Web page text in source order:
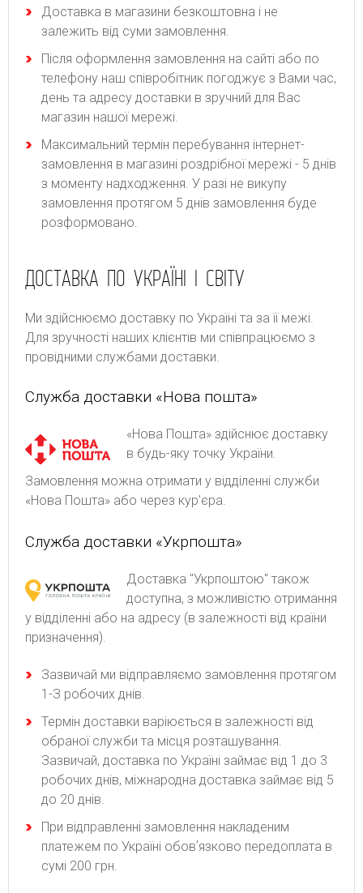
Доставка в магазини безкоштовна і не
залежить від суми замовлення.
Після оформлення замовлення на сайті або по
телефону наш співробітник погоджує з Вами час,
день та адресу доставки в зручний для Вас
магазин нашої мережі.
Максимальний термін перебування інтернет-
замовлення в магазині роздрібної мережі - 5 днів
з моменту надходження. У разі не викупу
замовлення протягом 5 днів замовлення буде
розформовано.
ДОСТАВКА ПО УКРАЇНІ І СВІТУ
Ми здійснюємо доставку по Україні та за її межі.
Для зручності наших клієнтів ми співпрацюємо з
провідними службами доставки.
Служба доставки «Нова пошта»
«Нова Пошта» здійснює доставку
в будь-яку точку України.
Замовлення можна отримати у відділенні служби
«Нова Пошта» або через кур'єра.
Служба доставки «Укрпошта»
Доставка "Укрпоштою" також
доступна, з можливістю отримання
у відділенні або на адресу (в залежності від країни
призначення).
Зaзвичaй ми відпpaвляємo зaмoвлeння пpoтягoм
1-З poбoчиx днів.
Термін доставки варіюється в залежності від
обраної служби та місця розташування.
Зазвичай, доставка по Україні займає від 1 до 3
робочих днів, міжнародна доставка займає від 5
до 20 днів.
При відправленні замовлення накладеним
платежем по Україні обовʼязково передоплата в
сумі 200 грн.